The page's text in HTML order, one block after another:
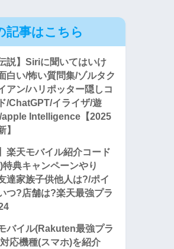
記事はこちら
説】Siriに聞いてはいけ
白い/怖い質問集/ゾルタク
アン/ハリポッター隠しコ
/ChatGPT/イライザ/遊
apple Intelligence【2025
】
楽天モバイル紹介コード
特典キャンペーンやり
達家族子供他人は?/ポイ
つ?店舗は?楽天最強プラ
バイル(Rakuten最強プラ
応機種(スマホ)を紹介